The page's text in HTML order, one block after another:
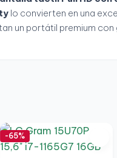
lo convierten en una
un portátil premium
-65%